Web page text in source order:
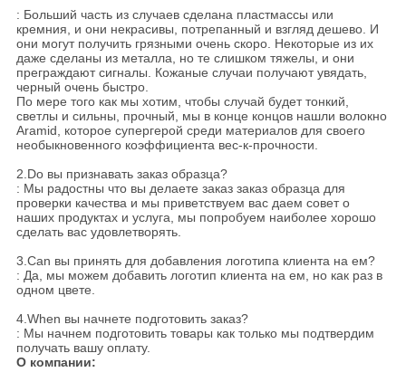
: Больший часть из случаев сделана пластмассы или
кремния, и они некрасивы, потрепанный и взгляд дешево. И
они могут получить грязными очень скоро. Некоторые из их
даже сделаны из металла, но те слишком тяжелы, и они
преграждают сигналы. Кожаные случаи получают увядать,
черный очень быстро.
По мере того как мы хотим, чтобы случай будет тонкий,
светлы и сильны, прочный, мы в конце концов нашли волокно
Aramid, которое супергерой среди материалов для своего
необыкновенного коэффициента вес-к-прочности.
2.Do вы признавать заказ образца?
: Мы радостны что вы делаете заказ заказ образца для
проверки качества и мы приветствуем вас даем совет о
наших продуктах и услуга, мы попробуем наиболее хорошо
сделать вас удовлетворять.
3.Can вы принять для добавления логотипа клиента на ем?
: Да, мы можем добавить логотип клиента на ем, но как раз в
одном цвете.
4.When вы начнете подготовить заказ?
: Мы начнем подготовить товары как только мы подтвердим
получать вашу оплату.
О компании: